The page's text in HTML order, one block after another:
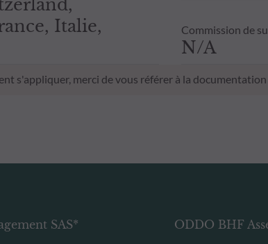
Italie,
Commission de
N/A
s'appliquer, merci de vous référer à la
SAS* ODDO BHF